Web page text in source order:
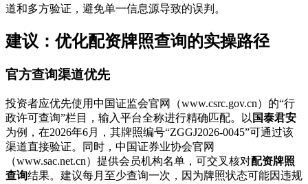
道和多方验证，避免单一信息源导致的误判。
建议：优化配资牌照查询的实操路径
官方查询渠道优先
投资者应优先使用中国证监会官网（www.csrc.gov.cn）的“行
政许可查询”栏目，输入平台全称进行精确匹配。以 国泰君安
为例，在2026年6月，其牌照编号“ZGGJ2026-0045”可通过该
渠道直接验证。同时，中国证券业协会官网
（www.sac.net.cn）提供会员机构名单，可交叉核对配资牌照
查询结果。建议每月至少查询一次，因为牌照状态可能因违规